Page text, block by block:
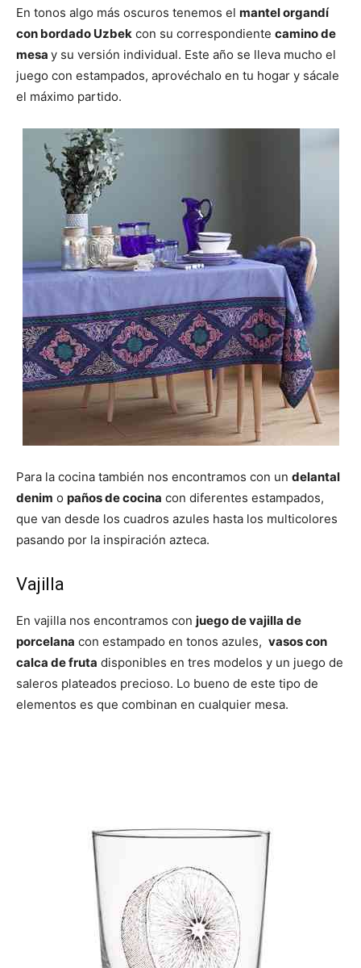
En tonos algo más oscuros tenemos el mantel organdí
con bordado Uzbek con su correspondiente camino de
mesa y su versión individual. Este año se lleva mucho el
juego con estampados, aprovéchalo en tu hogar y sácale
el máximo partido.
Para la cocina también nos encontramos con un delantal
denim o paños de cocina con diferentes estampados,
que van desde los cuadros azules hasta los multicolores
pasando por la inspiración azteca.
Vajilla
En vajilla nos encontramos con juego de vajilla de
porcelana con estampado en tonos azules, vasos con
calca de fruta disponibles en tres modelos y un juego de
saleros plateados precioso. Lo bueno de este tipo de
elementos es que combinan en cualquier mesa.